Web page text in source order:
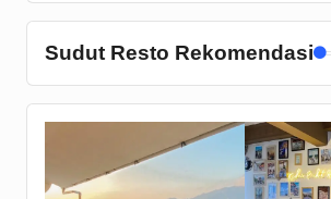
Sudut Resto Rekomendasi